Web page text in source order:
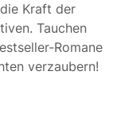
Kraft der
Tauchen
Romane
verzaubern!